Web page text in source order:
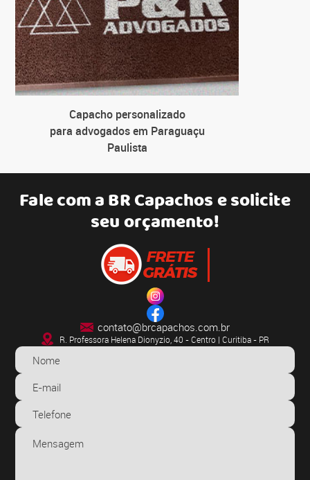
Capacho personalizado
para advogados em Paraguaçu
Paulista
Fale com aBR Capachose solicite
seu orçamento!
contato@brcapachos.com.br
R. Professora Helena Dionyzio, 40 - Centro | Curitiba - PR